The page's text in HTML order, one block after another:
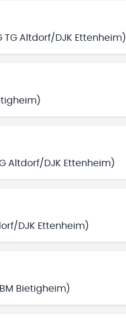
TG Altdorf/DJK Ettenheim)
Altdorf/DJK Ettenheim)
DJK Ettenheim)
Bietigheim)